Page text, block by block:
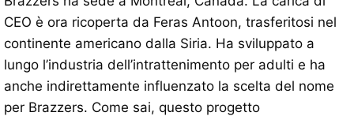
CEO è ora ricoperta da Feras Antoon, trasferitosi nel
continente americano dalla Siria. Ha sviluppato a
lungo l’industria dell’intrattenimento per adulti e ha
anche indirettamente influenzato la scelta del nome
per Brazzers. Come sai, questo progetto